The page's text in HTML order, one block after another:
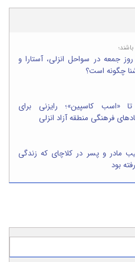
جمعه در سواحل انزلی، آستارا و
چگونه است؟
«اسب کاسپین»؛ رایزنی برای
فرهنگی منطقه آزاد انزلی
مادر و پسر در کلاچای که زندگی
بود